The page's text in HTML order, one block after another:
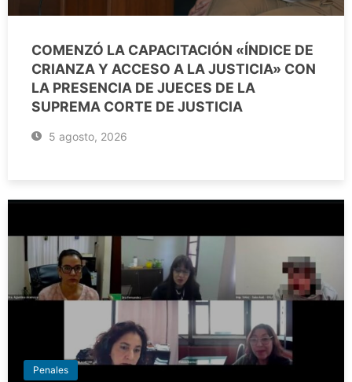
COMENZÓ LA CAPACITACIÓN «ÍNDICE DE
CRIANZA Y ACCESO A LA JUSTICIA» CON
LA PRESENCIA DE JUECES DE LA
SUPREMA CORTE DE JUSTICIA
5 agosto, 2026
Penales